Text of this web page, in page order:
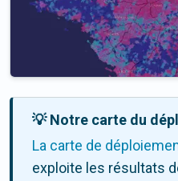
💡 Notre carte du
La carte de
exploite les résultats